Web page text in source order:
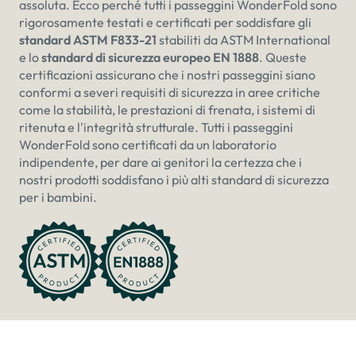
assoluta. Ecco perché tutti i passeggini WonderFold sono
rigorosamente testati e certificati per soddisfare gli
standard ASTM F833-21 stabiliti da ASTM International
e lostandard di sicurezza europeo EN 1888. Queste
certificazioni assicurano che i nostri passeggini siano
conformi a severi requisiti di sicurezza in aree critiche
come la stabilità, le prestazioni di frenata, i sistemi di
ritenuta e l'integrità strutturale. Tutti i passeggini
WonderFold sono certificati da un laboratorio
indipendente, per dare ai genitori la certezza che i
nostri prodotti soddisfano i più alti standard di sicurezza
per i bambini.